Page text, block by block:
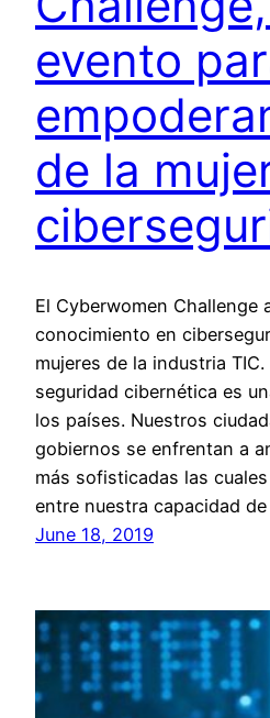
evento
de la
El Cyberwomen Challenge
conocimiento en
mujeres de la industria
seguridad cibernética es
los países. Nuestros
gobiernos se enfrentan a
más sofisticadas las
entre nuestra capacidad
June 18, 2019